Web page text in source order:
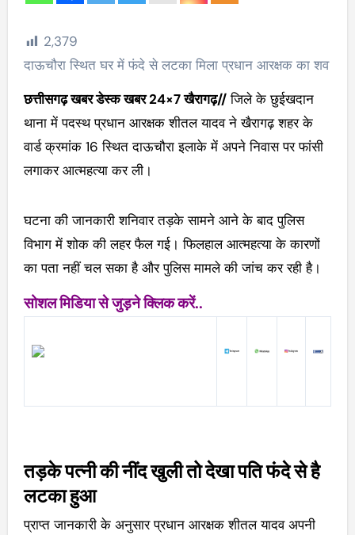
2,379
दाऊचौरा स्थित घर में फंदे से लटका मिला प्रधान आरक्षक का शव
छत्तीसगढ़ खबर डेस्क खबर 24×7 खैरागढ़//जिले के छुईखदान
थाना में पदस्थ प्रधान आरक्षक शीतल यादव ने खैरागढ़ शहर के
वार्ड क्रमांक 16 स्थित दाऊचौरा इलाके में अपने निवास पर फांसी
लगाकर आत्महत्या कर ली।
घटना की जानकारी शनिवार तड़के सामने आने के बाद पुलिस
विभाग में शोक की लहर फैल गई। फिलहाल आत्महत्या के कारणों
का पता नहीं चल सका है और पुलिस मामले की जांच कर रही है।
सोशल मिडिया से जुड़ने क्लिक करें..
तड़के पत्नी की नींद खुली तो देखा पति फंदे से है
लटका हुआ
प्राप्त जानकारी के अनुसार प्रधान आरक्षक शीतल यादव अपनी